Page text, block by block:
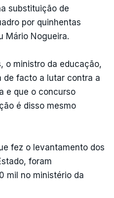
substituição de
por quinhentas
Mário Nogueira.
o ministro da educação,
de facto a lutar contra a
e que o concurso
é disso mesmo
fez o levantamento dos
foram
mil no ministério da